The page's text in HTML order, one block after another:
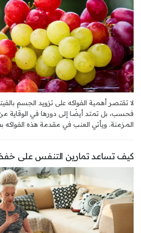
لا تقتصر أهمية الفواكه على تزويد الجسم
فحسب، بل تمتد أيضًا إلى دورها في الوقاية
المزمنة. ويأتي العنب في مقدمة هذه الفواكه
كيف تساعد تمارين التنفس على